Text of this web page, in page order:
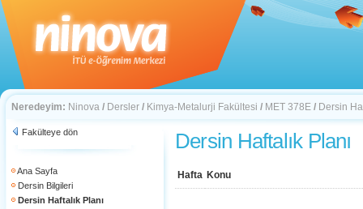
Neredeyim: Ninova / Dersler / Kimya-Metalurji Fakültesi / MET 378E / Dersin
Fakülteye dön
Ana Sayfa
Dersin Bilgileri
Dersin Haftalık Planı
Dersin Haftalık Planı
Hafta Konu